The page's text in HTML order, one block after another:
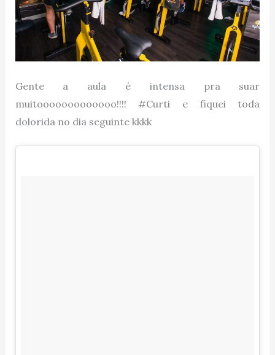
Gente a aula é intensa pra suar
muitooooooooooooo!!!! #Curti e fiquei toda
dolorida no dia seguinte kkkk